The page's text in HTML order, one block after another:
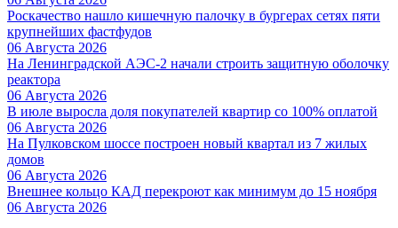
Роскачество нашло кишечную палочку в бургерах сетях пяти
крупнейших фастфудов
06 Августа 2026
На Ленинградской АЭС-2 начали строить защитную оболочку
реактора
06 Августа 2026
В июле выросла доля покупателей квартир со 100% оплатой
06 Августа 2026
На Пулковском шоссе построен новый квартал из 7 жилых
домов
06 Августа 2026
Внешнее кольцо КАД перекроют как минимум до 15 ноября
06 Августа 2026